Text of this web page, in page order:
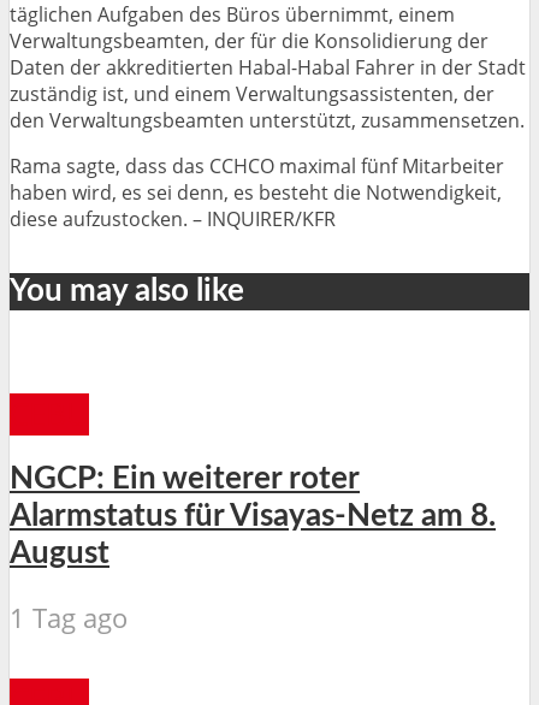
täglichen Aufgaben des Büros übernimmt, einem
Verwaltungsbeamten, der für die Konsolidierung der
Daten der akkreditierten Habal-Habal Fahrer in der Stadt
zuständig ist, und einem Verwaltungsassistenten, der
den Verwaltungsbeamten unterstützt, zusammensetzen.
Rama sagte, dass das CCHCO maximal fünf Mitarbeiter
haben wird, es sei denn, es besteht die Notwendigkeit,
diese aufzustocken. – INQUIRER/KFR
You may also like
NGCP: Ein weiterer roter
Alarmstatus für Visayas-Netz am 8.
August
1 Tag ago